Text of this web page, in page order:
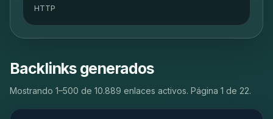
HTTP
Backlinks generados
Mostrando 1–500 de 10.889 enlaces activos. Página 1 de 22.